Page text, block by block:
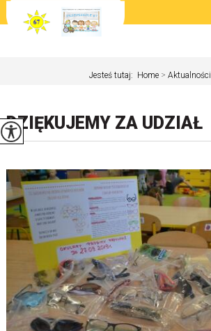
Jesteś tutaj: Home > Aktualności
DZIĘKUJEMY ZA UDZIAŁ